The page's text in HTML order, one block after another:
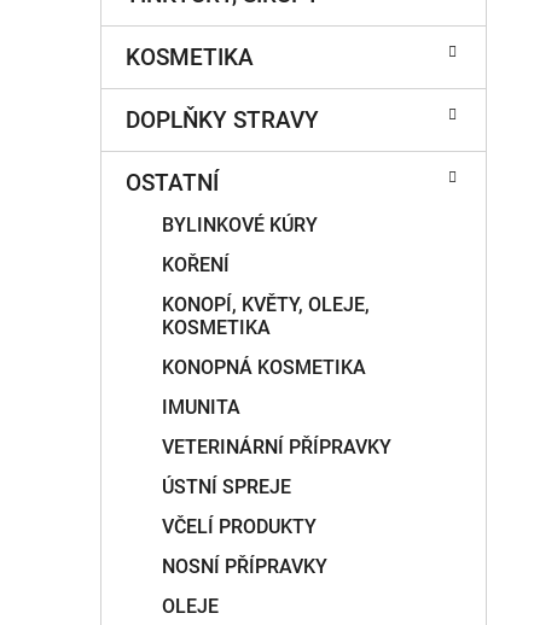
KOSMETIKA
DOPLŇKY STRAVY
OSTATNÍ
BYLINKOVÉ KÚRY
KOŘENÍ
KONOPÍ, KVĚTY, OLEJE,
KOSMETIKA
KONOPNÁ KOSMETIKA
IMUNITA
VETERINÁRNÍ PŘÍPRAVKY
ÚSTNÍ SPREJE
VČELÍ PRODUKTY
NOSNÍ PŘÍPRAVKY
OLEJE